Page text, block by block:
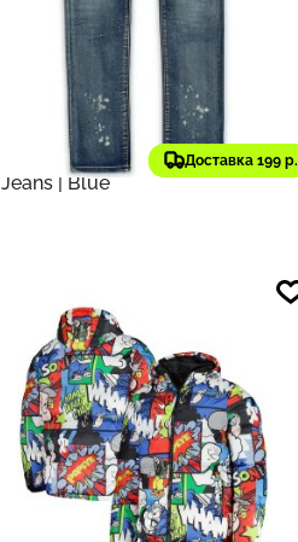
Доставка 199 р.
8 903 ₽
Оригинал
Джинсы Men's Big and Tall
Stitchworks Skinny Denim
Jeans | Blue